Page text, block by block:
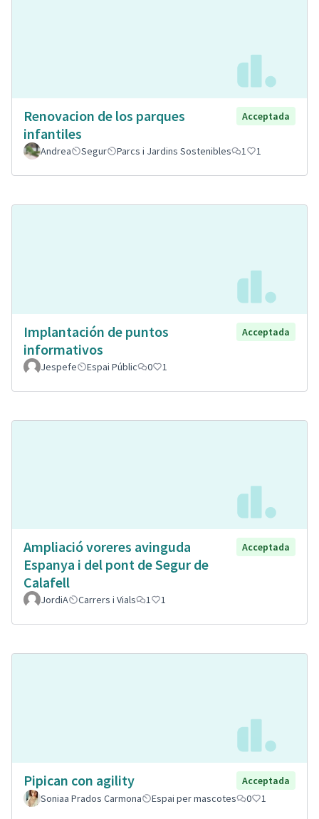
Renovacion de los parques
infantiles
Acceptada
Andrea Segur Parcs i Jardins Sostenibles 1 1
Implantación de puntos
informativos
Acceptada
Jespefe Espai Públic 0 1
Ampliació voreres avinguda
Espanya i del pont de Segur de
Calafell
Acceptada
JordiA Carrers i Vials 1 1
Pipican con agility
Acceptada
Soniaa Prados Carmona
Espai per mascotes 0 1